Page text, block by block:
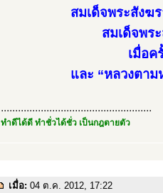
สมเด็จพระสังฆ
สมเด็จพร
เมื่อ
และ “หลวงตา
.....................................................
ทำดีได้ดี ทำชั่วได้ชั่ว เป็นกฎตายตัว
เมื่อ: 04 ต.ค. 2012, 17:22